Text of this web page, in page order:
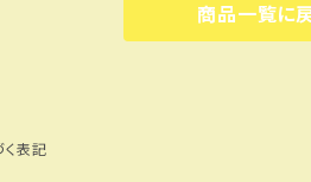
商品一覧に
表記